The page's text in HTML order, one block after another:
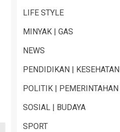
LIFE STYLE
MINYAK | GAS
NEWS
PENDIDIKAN | KESEHATAN
POLITIK | PEMERINTAHAN
SOSIAL | BUDAYA
SPORT